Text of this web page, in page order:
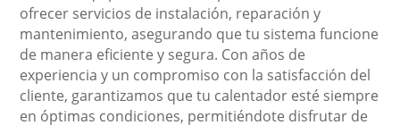
ofrecer servicios de instalación, reparación y
mantenimiento, asegurando que tu sistema funcione
de manera eficiente y segura. Con años de
experiencia y un compromiso con la satisfacción del
cliente, garantizamos que tu calentador esté siempre
en óptimas condiciones, permitiéndote disfrutar de